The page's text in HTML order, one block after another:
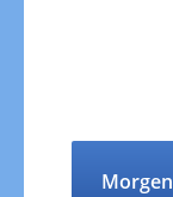
Morgen